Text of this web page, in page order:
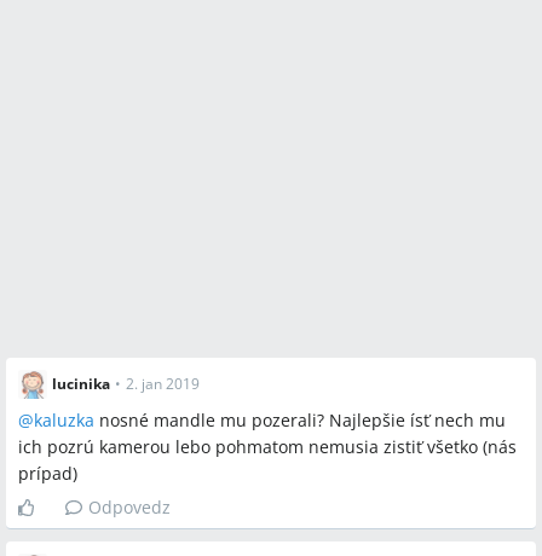
lucinika • 2. jan 2019
@kaluzka nosné mandle mu pozerali? Najlepšie ísť nech mu
ich pozrú kamerou lebo pohmatom nemusia zistiť všetko (nás
prípad)
Odpovedz